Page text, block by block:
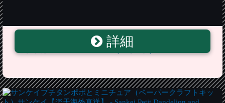
【メール便送料無料・お届け日時指定不可】MacBook
ステッカー シール Dandelion (17インチ)
詳細